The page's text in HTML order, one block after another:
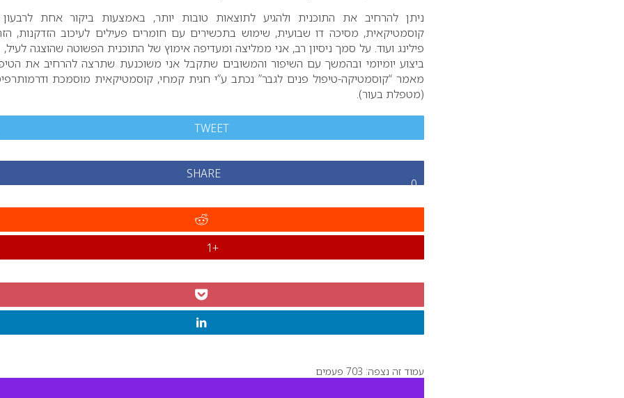
ניתן להרחיב את התוכנית ולהגיע לתוצאות טובות יותר, באמצעות ביקור אחת
קוסמטיקאית, מסיכה דו שבועית, שימוש בתכשירים עם חומרים פעילים לעיכוב הזדקנות,
פילינג ועוד. על סמך ניסיון רב, אני ממליצה ומעדיפה אימוץ של התוכנית הפשוטה שהוצגה
ביצוע יומיומי ובהמשך עם השיפור והמשובים שתקבל אני משוכנעת שתרצה להרחיב את
מאמר “קוסמטיקה-טיפול פנים לגבר” נכתב ע”י חגית קמחי, קוסמטיקאית מוסמכת
(מטפלת בעור).
TWEET
SHARE
0
+1
עמוד זה נצפה: 703 פעמים